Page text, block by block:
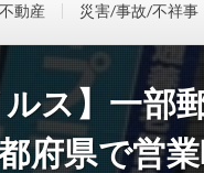
動産 災害/事故/不祥事
ス】一部
府県で営